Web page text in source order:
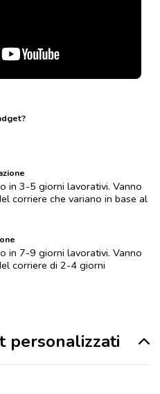
in 3-5 giorni lavorativi. Vanno
corriere che variano in base al
in 7-9 giorni lavorativi. Vanno
corriere di 2-4 giorni
personalizzati